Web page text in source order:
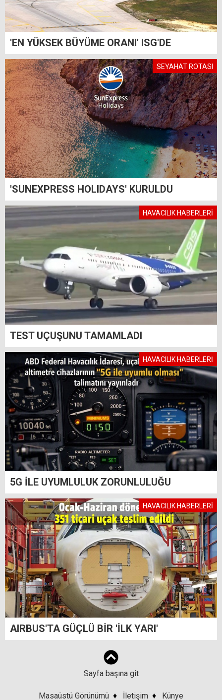
'EN YÜKSEK BÜYÜME ORANI' ISG'DE
SEYAHAT ROTASI
'SUNEXPRESS HOLIDAYS' KURULDU
HAVACILIK HABERLERİ
TEST UÇUŞUNU TAMAMLADI
HAVACILIK HABERLERİ
5G İLE UYUMLULUK ZORUNLULUĞU
HAVACILIK HABERLERİ
AIRBUS'TA GÜÇLÜ BİR 'İLK YARI'
Sayfa başına git
Masaüstü Görünümü ♦ İletişim ♦ Künye